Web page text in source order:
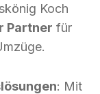
Koch
Partner für
: Mit